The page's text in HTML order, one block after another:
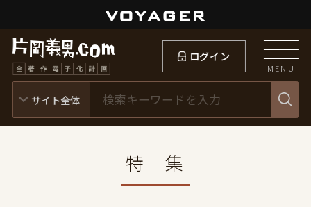
ログイン
MENU
特 集